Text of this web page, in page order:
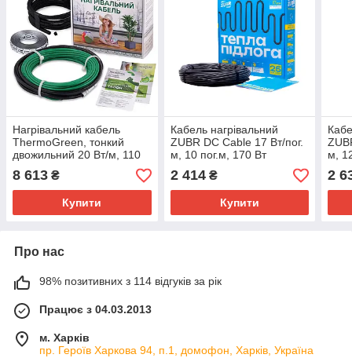
Нагрівальний кабель
ThermoGreen, тонкий
двожильний 20 Вт/м, 110
пог.м, 2200 Вт
8 613 ₴
Купити
Кабель нагрівальний
ZUBR DC Cable 17 Вт/пог.
м, 10 пог.м, 170 Вт
2 414₴
Купити
м,
2
Про нас
98% позитивних з 114 відгуків за рік
Працює з 04.03.2013
м. Харків
пр. Героїв Харкова 94, п.1, домофон, Харків, Україна